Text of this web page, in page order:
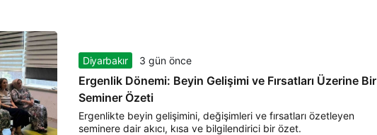
Diyarbakır 3 gün önce
Ergenlik Dönemi: Beyin Gelişimi ve Fırsatları Üzerine Bir
Seminer Özeti
Ergenlikte beyin gelişimini, değişimleri ve fırsatları özetleyen
seminere dair akıcı, kısa ve bilgilendirici bir özet.